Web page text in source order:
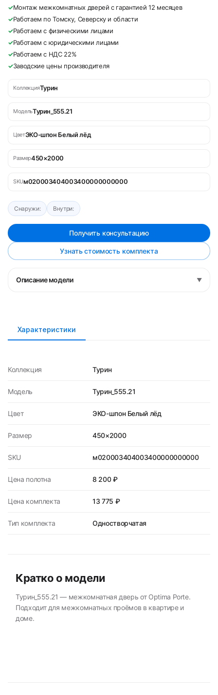
✓Монтаж межкомнатных дверей с гарантией 12 месяцев
✓Работаем по Томску, Северску и области
✓Работаем с физическими лицами
✓Работаем с юридическими лицами
✓Работаем с НДС 22%
✓Заводские цены производителя
КоллекцияТурин
МодельТурин_555.21
ЦветЭКО-шпон Белый лёд
Размер450×2000
SKUм020003404003400000000000
Снаружи: Внутри:
Получить консультацию
Узнать стоимость комплекта
Описание модели ▼
Характеристики
Коллекция Турин
Модель Турин_555.21
Цвет ЭКО-шпон Белый лёд
Размер 450×2000
SKU м020003404003400000000000
Цена полотна 8 200 ₽
Цена комплекта 13 775 ₽
Тип комплекта Одностворчатая
Кратко о модели
Турин_555.21 — межкомнатная дверь от Optima Porte.
Подходит для межкомнатных проёмов в квартире и
доме.